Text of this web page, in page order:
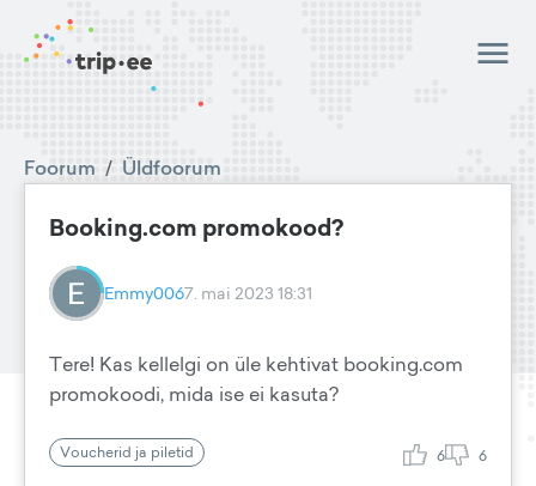
Foorum / Üldfoorum
Booking.com promokood?
Emmy0067. mai 2023 18:31
Tere! Kas kellelgi on üle kehtivat booking.com
promokoodi, mida ise ei kasuta?
Voucherid ja piletid 6 6